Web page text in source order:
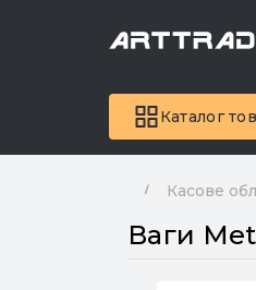
Каталог
Касове
Ваги